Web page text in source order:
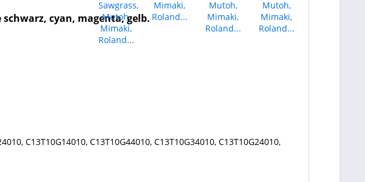
schwarz, cyan, magenta, gelb.
C13T10G14010, C13T10G44010, C13T10G34010, C13T10G24010,